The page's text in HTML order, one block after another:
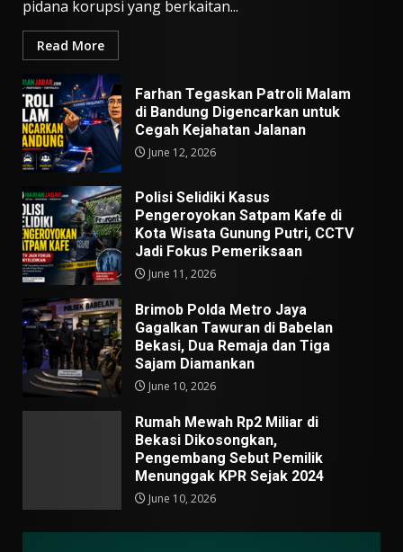
pidana korupsi yang berkaitan...
Read More
Farhan Tegaskan Patroli Malam
di Bandung Digencarkan untuk
Cegah Kejahatan Jalanan
June 12, 2026
Polisi Selidiki Kasus
Pengeroyokan Satpam Kafe di
Kota Wisata Gunung Putri, CCTV
Jadi Fokus Pemeriksaan
June 11, 2026
Brimob Polda Metro Jaya
Gagalkan Tawuran di Babelan
Bekasi, Dua Remaja dan Tiga
Sajam Diamankan
June 10, 2026
Rumah Mewah Rp2 Miliar di
Bekasi Dikosongkan,
Pengembang Sebut Pemilik
Menunggak KPR Sejak 2024
June 10, 2026